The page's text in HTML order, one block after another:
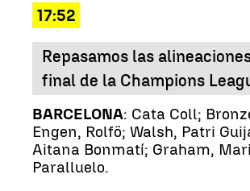
17:52
Repasamos las
final de la Champions
BARCELONA: Cata Coll;
Engen, Rolfö; Walsh, Patri
Aitana Bonmatí; Graham,
Paralluelo.